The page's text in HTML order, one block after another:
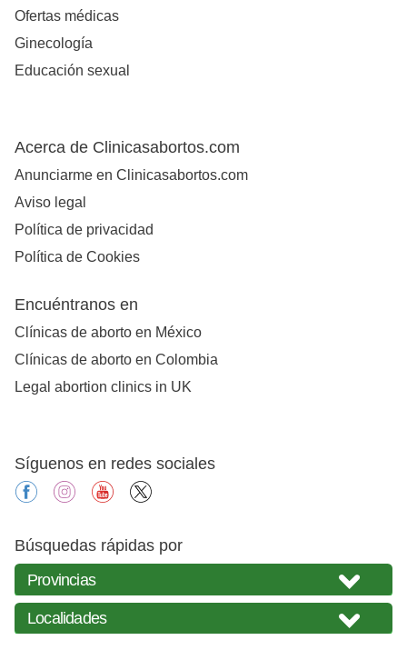
Ofertas médicas
Ginecología
Educación sexual
Acerca de Clinicasabortos.com
Anunciarme en Clinicasabortos.com
Aviso legal
Política de privacidad
Política de Cookies
Encuéntranos en
Clínicas de aborto en México
Clínicas de aborto en Colombia
Legal abortion clinics in UK
Síguenos en redes sociales
facebookinstagramyoutube
Búsquedas rápidas por